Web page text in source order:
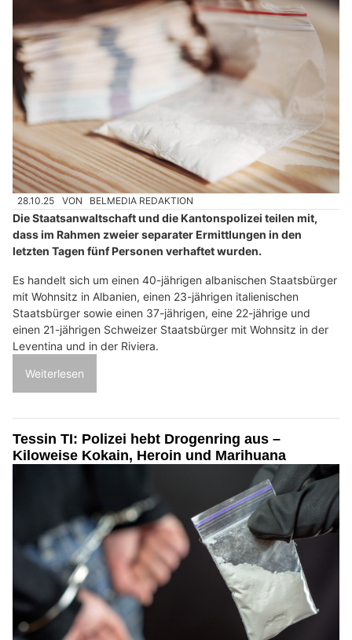
28.10.25 VON BELMEDIA REDAKTION
Die Staatsanwaltschaft und die Kantonspolizei teilen mit,
dass im Rahmen zweier separater Ermittlungen in den
letzten Tagen fünf Personen verhaftet wurden.
Es handelt sich um einen 40-jährigen albanischen Staatsbürger
mit Wohnsitz in Albanien, einen 23-jährigen italienischen
Staatsbürger sowie einen 37-jährigen, eine 22-jährige und
einen 21-jährigen Schweizer Staatsbürger mit Wohnsitz in der
Leventina und in der Riviera.
Weiterlesen
Tessin TI: Polizei hebt Drogenring aus –
Kiloweise Kokain, Heroin und Marihuana